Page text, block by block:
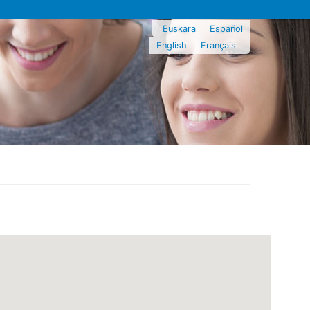
Euskara
Español
English
Français